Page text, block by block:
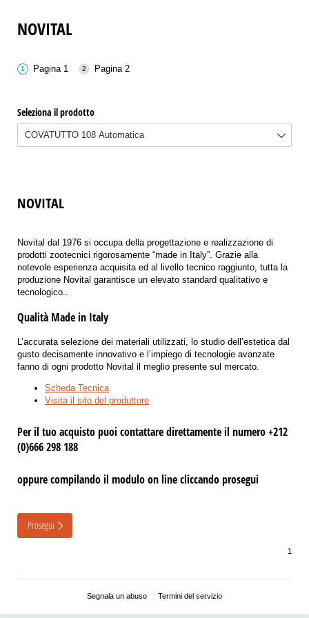
NOVITAL
Pagina 1 Pagina 2
Seleziona il prodotto
NOVITAL
Novital dal 1976 si occupa della progettazione e realizzazione di
prodotti zootecnici rigorosamente “made in Italy”. Grazie alla
notevole esperienza acquisita ed al livello tecnico raggiunto, tutta la
produzione Novital garantisce un elevato standard qualitativo e
tecnologico..
Qualità Made in Italy
L’accurata selezione dei materiali utilizzati, lo studio dell’estetica dal
gusto decisamente innovativo e l’impiego di tecnologie avanzate
fanno di ogni prodotto Novital il meglio presente sul mercato.
Scheda Tecnica
Visita il sito del produttore
Per il tuo acquisto puoi contattare direttamente il numero +212
(0)666 298 188
oppure compilando il modulo on line cliccando prosegui
Prosegui
Segnala un abuso Termini del servizio